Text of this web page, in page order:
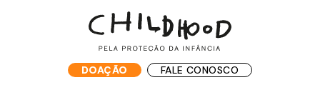
DOAÇÃO FALE CONOSCO